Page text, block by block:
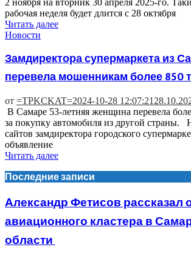
рабочая неделя будет длится с 28 октября
Читать далее
Новости
Замдиректора супермаркета из
перевела мошенникам более 850
от =TPKCKAT=2024-10-28 12:07:21
В Самаре 53-летняя женщина перевела
за покупку автомобиля из другой страны.
сайтов замдиректора городского
объявление
Читать далее
Последние записи
Александр Фетисов рассказал
авиационного кластера в
области